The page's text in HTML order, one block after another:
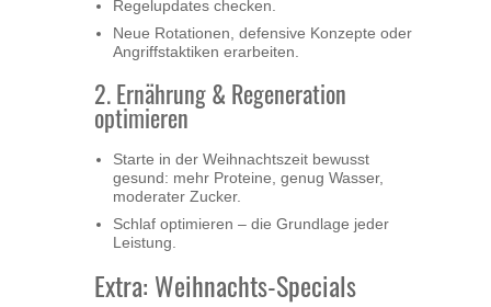
Regelupdates checken.
Neue Rotationen, defensive Konzepte oder
Angriffstaktiken erarbeiten.
2. Ernährung & Regeneration
optimieren
Starte in der Weihnachtszeit bewusst
gesund: mehr Proteine, genug Wasser,
moderater Zucker.
Schlaf optimieren – die Grundlage jeder
Leistung.
Extra: Weihnachts-Specials